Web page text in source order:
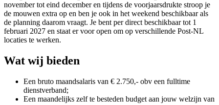
november tot eind december en tijdens de voorjaarsdrukte stroop je
de mouwen extra op en ben je ook in het weekend beschikbaar als
de planning daarom vraagt. Je bent per direct beschikbaar tot 1
februari 2027 en staat er voor open om op verschillende Post-NL
locaties te werken.
Wat wij bieden
Een bruto maandsalaris van € 2.750,- obv een fulltime
dienstverband;
Een maandelijks zelf te besteden budget aan jouw welzijn van